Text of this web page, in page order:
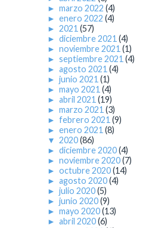
► marzo 2022 (4)
► enero 2022 (4)
► 2021 (57)
► diciembre 2021 (4)
► noviembre 2021 (1)
► septiembre 2021 (4)
► agosto 2021 (4)
► junio 2021 (1)
► mayo 2021 (4)
► abril 2021 (19)
► marzo 2021 (3)
► febrero 2021 (9)
► enero 2021 (8)
▼ 2020(86)
► diciembre 2020(4)
► noviembre 2020(7)
► octubre 2020(14)
► agosto 2020(4)
► julio 2020(5)
► junio 2020(9)
► mayo 2020(13)
► abril 2020(6)